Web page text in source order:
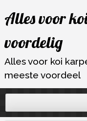
naar
inhoud
Alles voor
voordelig
Alles voor koi
meeste voordeel